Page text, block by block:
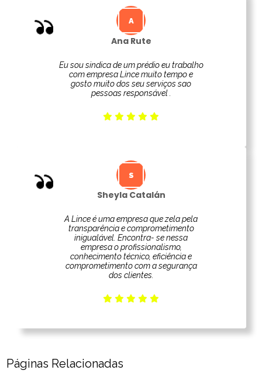
Ana Rute
Eu sou sindica de um prédio eu trabalho
com empresa Lince muito tempo e
gosto muito dos seu serviços sao
pessoas responsável .
Sheyla Catalán
A Lince é uma empresa que zela pela
transparência e comprometimento
inigualável. Encontra- se nessa
empresa o profissionalismo,
conhecimento técnico, eficiência e
comprometimento com a segurança
dos clientes.
Páginas Relacionadas